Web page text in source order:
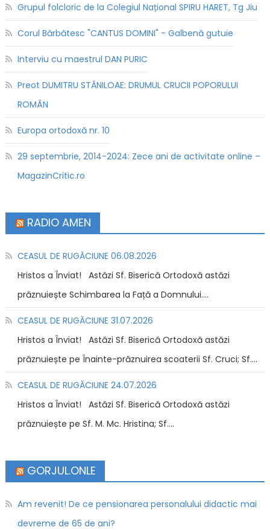
Grupul folcloric de la Colegiul Național SPIRU HARET, Tg Jiu
Corul Bărbătesc "CANTUS DOMINI" - Galbenă gutuie
Interviu cu maestrul DAN PURIC
Preot DUMITRU STĂNILOAE: DRUMUL CRUCII POPORULUI
ROMÂN
Europa ortodoxă nr. 10
29 septembrie, 2014-2024: Zece ani de activitate online –
MagazinCritic.ro
RADIO AMEN
CEASUL DE RUGĂCIUNE 06.08.2026
Hristos a Înviat! Astăzi Sf. Biserică Ortodoxă astăzi
prăznuiește Schimbarea la Față a Domnului....
CEASUL DE RUGĂCIUNE 31.07.2026
Hristos a Înviat! Astăzi Sf. Biserică Ortodoxă astăzi
prăznuiește pe Înainte-prăznuirea scoaterii Sf. Cruci; Sf....
CEASUL DE RUGĂCIUNE 24.07.2026
Hristos a Înviat! Astăzi Sf. Biserică Ortodoxă astăzi
prăznuiește pe Sf. M. Mc. Hristina; Sf....
GORJUL.ONLE
Am revenit! De ce pensionarea personalului didactic mai
devreme de 65 de ani?